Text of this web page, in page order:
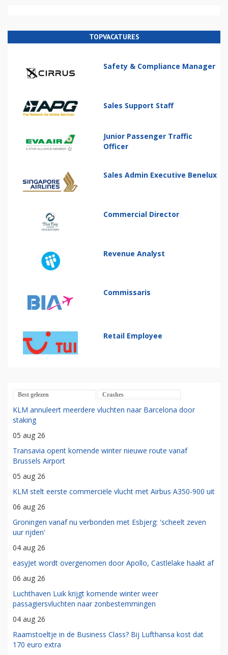
TOPVACATURES
Safety & Compliance Manager
Sales Support Staff
Junior Passenger Traffic
Officer
Sales Admin Executive Benelux
Commercial Director
Revenue Analyst
Commissaris
Retail Employee
Best gelezen Crashes
KLM annuleert meerdere vluchten naar Barcelona door
staking
05 aug 26
Transavia opent komende winter nieuwe route vanaf
Brussels Airport
05 aug 26
KLM stelt eerste commerciële vlucht met Airbus A350-900 uit
06 aug 26
Groningen vanaf nu verbonden met Esbjerg: 'scheelt zeven
uur rijden'
04 aug 26
easyJet wordt overgenomen door Apollo, Castlelake haakt af
06 aug 26
Luchthaven Luik krijgt komende winter weer
passagiersvluchten naar zonbestemmingen
04 aug 26
Raamstoeltje in de Business Class? Bij Lufthansa kost dat
170 euro extra